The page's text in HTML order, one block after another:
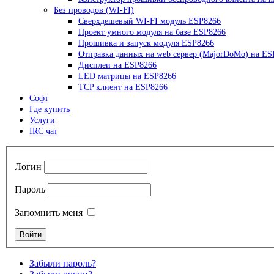
Без проводов (WI-FI)
Сверхдешевый WI-FI модуль ESP8266
Проект умного модуля на базе ESP8266
Прошивка и запуск модуля ESP8266
Отправка данных на web сервер (MajorDoMo) на
Дисплеи на ESP8266
LED матрицы на ESP8266
TCP клиент на ESP8266
Софт
Где купить
Услуги
IRC чат
Логин
Пароль
Запомнить меня
Забыли пароль?